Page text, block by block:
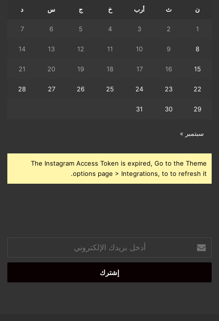
ن ث أرب خ ج س د
1
2
3
4
5
6
7
8
9
10
11
12
13
14
15
16
17
18
19
20
21
22
23
24
25
26
27
28
29
30
31
سبتمبر »
The Instagram Access Token is expired, Go to the Theme
options page > Integrations, to to refresh it.
بريدك
الإلكتروني